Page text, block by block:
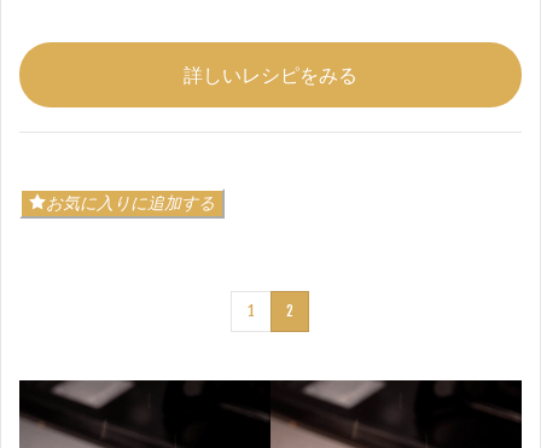
詳しいレシピをみる
お気に入りに追加する
1 2